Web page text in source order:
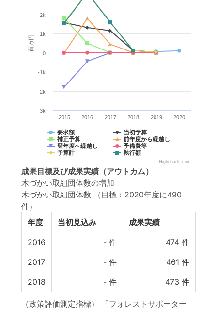
百万円
要求額
当初予算
補正予算
前年度から繰越し
翌年度へ繰越し
予備費等
予算計
執行額
2015 2016 2017 2018 2019 2020
-3k
-2k
-1k
0
1k
2k
Highcharts.com
成果目標及び成果実績 （アウトカム）
木づかい取組団体数の増加
木づかい取組団体数
（目標：2020年度に490
件）
年度
当初見込み 成果実績
2016 - 件 474 件
2017 - 件 461 件
2018 - 件 473 件
（政策評価測定指標） 「フォレストサポーター